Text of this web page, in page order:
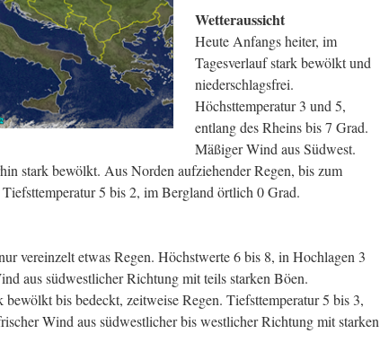
Wetteraussicht
Heute Anfangs heiter, im
Tagesverlauf stark bewölkt und
niederschlagsfrei.
Höchsttemperatur 3 und 5,
entlang des Rheins bis 7 Grad.
Mäßiger Wind aus Südwest.
stark bewölkt. Aus Norden aufziehender Regen, bis zum
5 bis 2, im Bergland örtlich 0 Grad.
vereinzelt etwas Regen. Höchstwerte 6 bis 8, in Hochlagen 3
aus südwestlicher Richtung mit teils starken Böen.
bis bedeckt, zeitweise Regen. Tiefsttemperatur 5 bis 3,
Wind aus südwestlicher bis westlicher Richtung mit starken